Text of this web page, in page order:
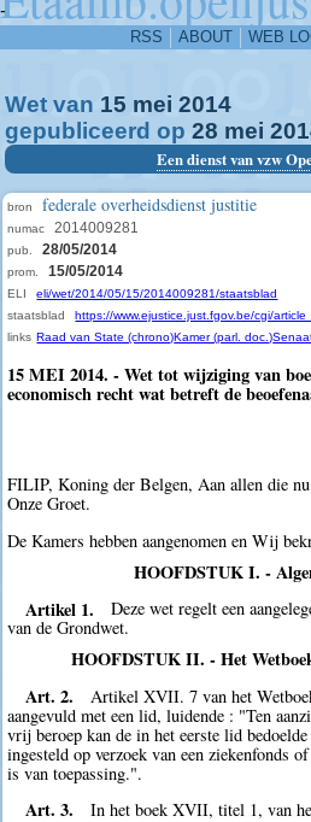
-
RSS ABOUT WEB
Wet van 15 mei 2014
gepubliceerd op 28 mei
Een dienst van vzw
bron federale overheidsdienst justitie
numac 2014009281
pub. 28/05/2014
prom. 15/05/2014
ELI
eli/wet/2014/05/15/2014009281/staatsblad
staatsblad
https://www.ejustice.just.fgov.be/cgi/
links Raad van State (chrono)Kamer (parl. doc.)
15 MEI 2014. - Wet tot wijziging van
economisch recht wat betreft de
FILIP, Koning der Belgen, Aan allen die
Onze Groet.
De Kamers hebben aangenomen en Wij
HOOFDSTUK I. -
Artikel 1.
Deze wet regelt een
van de Grondwet.
HOOFDSTUK II. - Het
Art. 2.
Artikel XVII. 7 van het
aangevuld met een lid, luidende : "Ten
vrij beroep kan de in het eerste lid
ingesteld op verzoek van een ziekenfonds
is van toepassing.".
Art. 3.
In het boek XVII, titel 1, van